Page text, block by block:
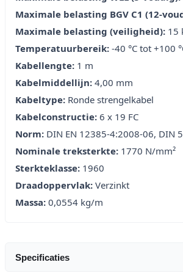
Maximale belasting BGV C1 (12-
Maximale belasting (veiligheid): 15
Temperatuurbereik: -40 °C tot +100
Kabellengte: 1 m
Kabelmiddellijn: 4,00 mm
Kabeltype: Ronde strengelkabel
Kabelconstructie: 6 x 19 FC
Norm: DIN EN 12385-4:2008-06, DIN
Nominale treksterkte: 1770 N/mm²
Sterkteklasse: 1960
Draadoppervlak: Verzinkt
Massa: 0,0554 kg/m
Specificaties